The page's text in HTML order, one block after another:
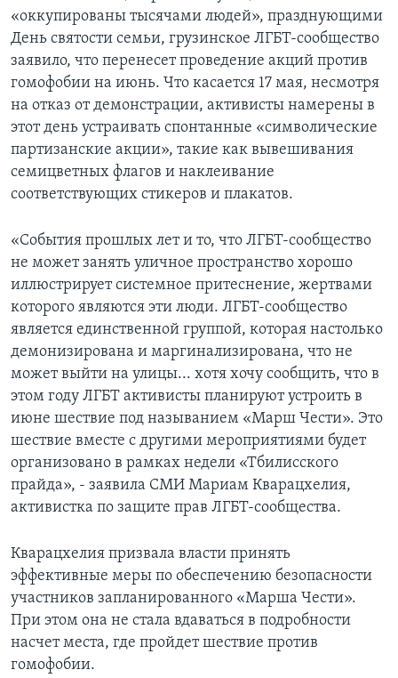
«оккупированы тысячами людей», празднующими
День святости семьи, грузинское ЛГБТ-сообщество
заявило, что перенесет проведение акций против
гомофобии на июнь. Что касается 17 мая, несмотря
на отказ от демонстрации, активисты намерены в
этот день устраивать спонтанные «символические
партизанские акции», такие как вывешивания
семицветных флагов и наклеивание
соответствующих стикеров и плакатов.
«События прошлых лет и то, что ЛГБТ-сообщество
не может занять уличное пространство хорошо
иллюстрирует системное притеснение, жертвами
которого являются эти люди. ЛГБТ-сообщество
является единственной группой, которая настолько
демонизирована и маргинализирована, что не
может выйти на улицы... хотя хочу сообщить, что в
этом году ЛГБТ активисты планируют устроить в
июне шествие под называнием «Марш Чести». Это
шествие вместе с другими мероприятиями будет
организовано в рамках недели «Тбилисского
прайда», - заявила СМИ Мариам Кварацхелия,
активистка по защите прав ЛГБТ-сообщества.
Кварацхелия призвала власти принять
эффективные меры по обеспечению безопасности
участников запланированного «Марша Чести».
При этом она не стала вдаваться в подробности
насчет места, где пройдет шествие против
гомофобии.